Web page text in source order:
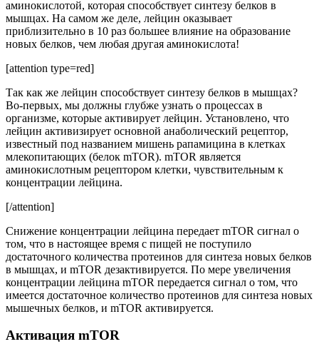
аминокислотой, которая способствует синтезу белков в
мышцах. На самом же деле, лейцин оказывает
приблизительно в 10 раз большее влияние на образование
новых белков, чем любая другая аминокислота!
[attention type=red]
Так как же лейцин способствует синтезу белков в мышцах?
Во-первых, мы должны глубже узнать о процессах в
организме, которые активирует лейцин. Установлено, что
лейцин активизирует основной анаболический рецептор,
известный под названием мишень рапамицина в клетках
млекопитающих (белок mTOR). mTOR является
аминокислотным рецептором клетки, чувствительным к
концентрации лейцина.
[/attention]
Снижение концентрации лейцина передает mTOR сигнал о
том, что в настоящее время с пищей не поступило
достаточного количества протеинов для синтеза новых белков
в мышцах, и mTOR дезактивируется. По мере увеличения
концентрации лейцина mTOR передается сигнал о том, что
имеется достаточное количество протеинов для синтеза новых
мышечных белков, и mTOR активируется.
Активация mTOR